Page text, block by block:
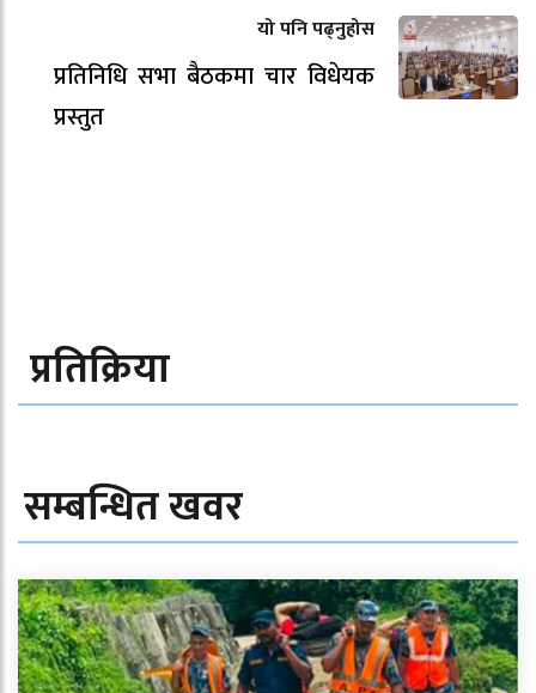
यो पनि पढ्नुहोस
प्रतिनिधि सभा बैठकमा चार विधेयक
प्रस्तुत
प्रतिक्रिया
सम्बन्धित खवर